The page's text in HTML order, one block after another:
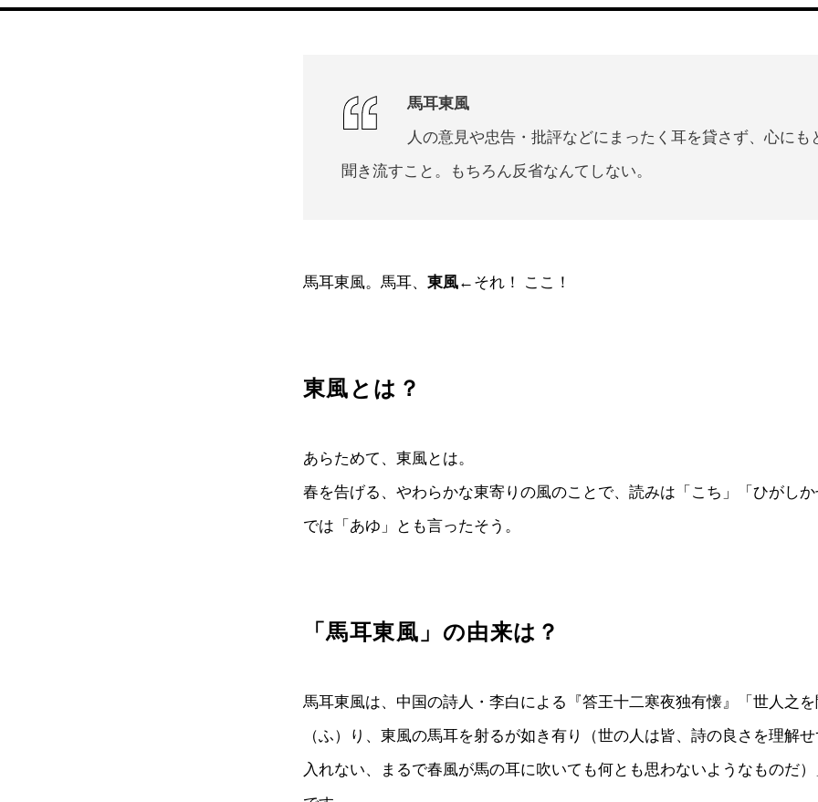
馬耳東風
人の意見や忠告・批評などにまったく耳を貸さず、心にも
聞き流すこと。もちろん反省なんてしない。
馬耳東風。馬耳、 東風←それ！ ここ！
東風とは？
あらためて、東風とは。
春を告げる、やわらかな東寄りの風のことで、読みは「こち」「ひがし
では「あゆ」とも言ったそう。
「馬耳東風」の由来は？
馬耳東風は、中国の詩人・李白による『答王十二寒夜独有懐』「世人之
（ふ）り、東風の馬耳を射るが如き有り（世の人は皆、詩の良さを理解
入れない、まるで春風が馬の耳に吹いても何とも思わないようなものだ